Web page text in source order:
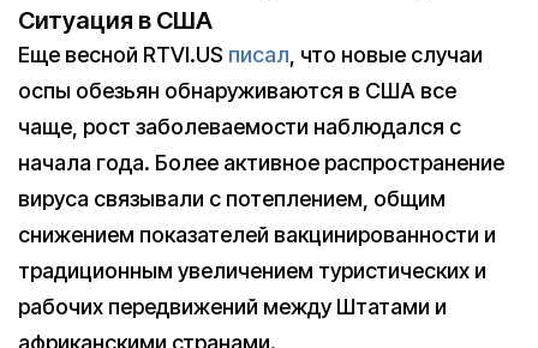
Ситуация в США
Еще весной RTVI.US писал, что новые случаи
оспы обезьян обнаруживаются в США все
чаще, рост заболеваемости наблюдался с
начала года. Более активное распространение
вируса связывали с потеплением, общим
снижением показателей вакцинированности и
традиционным увеличением туристических и
рабочих передвижений между Штатами и